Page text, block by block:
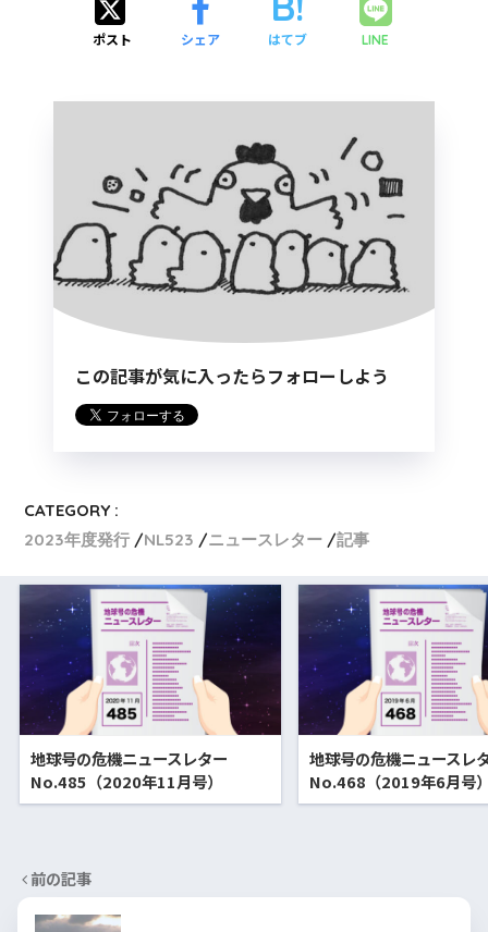
ポスト シェア はてブ LINE
この記事が気に入ったらフォローしよう
CATEGORY :
2023年度発行
NL523 ニュースレター 記事
地球号の危機ニュースレター
No.485（2020年11月号）
地球号の危機ニュースレ
No.468（2019年6月号
前の記事